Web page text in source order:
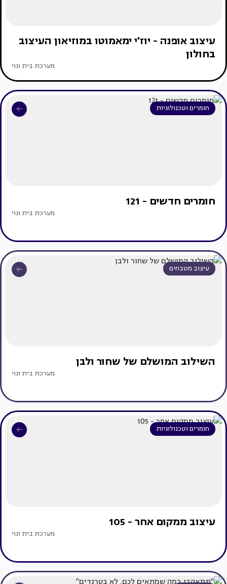
עיצוב אופנה - יוז'י ימאמוטו במוזיאון העיצוב
בחולון
מערכת בית ונוי
חומרים וטכנולוגיות
חומרים חדשים - 121
מערכת בית ונוי
עיצוב מטבחים
השילוב המושלם של שחור ולבן
מערכת בית ונוי
חומרים וטכנולוגיות
עיצוב ממקום אחר - 105
מערכת בית ונוי